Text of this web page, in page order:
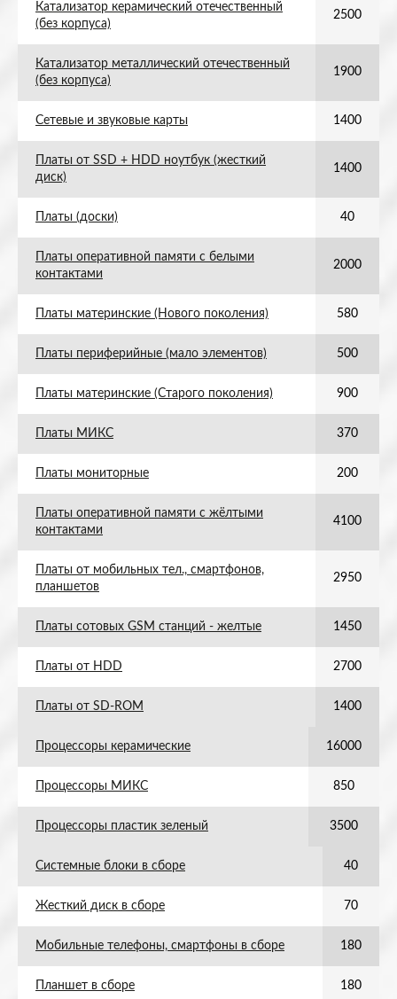
Катализатор керамический отечественный
(без корпуса)
2500
Катализатор металлический отечественный
(без корпуса)
1900
Сетевые и звуковые карты 1400
Платы от SSD + HDD ноутбук (жесткий
диск)
1400
Платы (доски) 40
Платы оперативной памяти с белыми
контактами
2000
Платы материнские (Нового поколения) 580
Платы периферийные (мало элементов) 500
Платы материнские (Старого поколения) 900
Платы МИКС 370
Платы мониторные 200
Платы оперативной памяти с жёлтыми
контактами
4100
Платы от мобильных тел., смартфонов,
планшетов
2950
Платы сотовых GSM станций - желтые 1450
Платы от HDD 2700
Платы от SD-ROM 1400
Процессоры керамические 16000
Процессоры МИКС 850
Процессоры пластик зеленый 3500
Системные блоки в сборе 40
Жесткий диск в сборе 70
Мобильные телефоны, смартфоны в сборе 180
Планшет в сборе 180